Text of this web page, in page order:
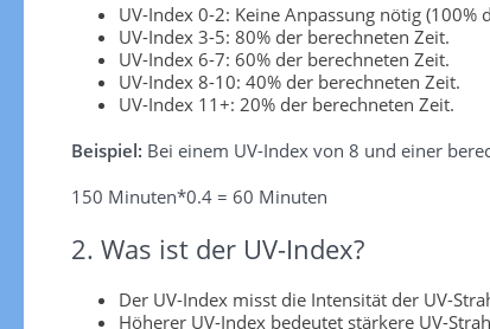
UV-Index 0-2: Keine Anpassung nötig (100%
UV-Index 3-5: 80% der berechneten Zeit.
UV-Index 6-7: 60% der berechneten Zeit.
UV-Index 8-10: 40% der berechneten Zeit.
UV-Index 11+: 20% der berechneten Zeit.
Beispiel: Bei einem UV-Index von 8 und einer
150 Minuten*0.4 = 60 Minuten
2. Was ist der UV-Index?
Der UV-Index misst die Intensität der UV-
Höherer UV-Index bedeutet stärkere UV-